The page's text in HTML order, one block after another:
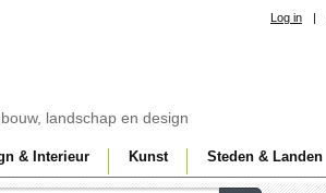
landschap en design
Log in |
& Interieur Kunst Steden & Landen